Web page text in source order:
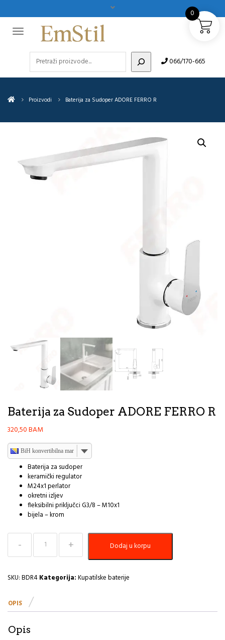
066/170-665
Proizvodi Baterija za Sudoper ADORE FERRO R
Baterija za Sudoper ADORE FERRO R
320,50BAM
BiH konvertibilna marka
Baterija za sudoper
keramički regulator
M24x1 perlator
okretni izljev
fleksibilni priključci G3/8 – M10x1
bijela – krom
Baterija
Sudoper
FERRO
količina
Dodaj u korpu
SKU:BDR4Kategorija:Kupatilske baterije
OPIS
Opis
0